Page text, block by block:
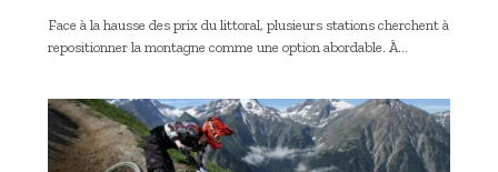
Face à la hausse des prix du littoral, plusieurs stations cherchent à
repositionner la montagne comme une option abordable. À…